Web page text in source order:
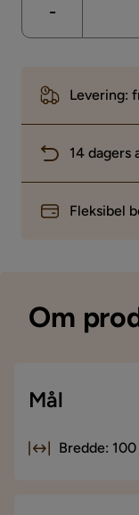
-
Levering:
14 dagers
Fleksibel
Om
Mål
Bredde: